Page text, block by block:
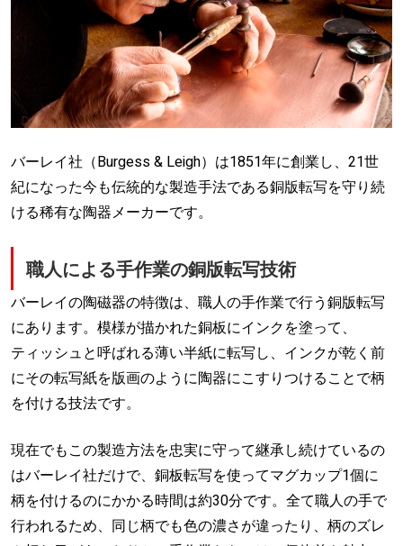
バーレイ社（Burgess & Leigh）は1851年に創業し、21世
紀になった今も伝統的な製造手法である銅版転写を守り続
ける稀有な陶器メーカーです。
職人による手作業の銅版転写技術
バーレイの陶磁器の特徴は、職人の手作業で行う銅版転写
にあります。模様が描かれた銅板にインクを塗って、
ティッシュと呼ばれる薄い半紙に転写し、インクが乾く前
にその転写紙を版画のように陶器にこすりつけることで柄
を付ける技法です。
現在でもこの製造方法を忠実に守って継承し続けているの
はバーレイ社だけで、銅板転写を使ってマグカップ1個に
柄を付けるのにかかる時間は約30分です。全て職人の手で
行われるため、同じ柄でも色の濃さが違ったり、柄のズレ